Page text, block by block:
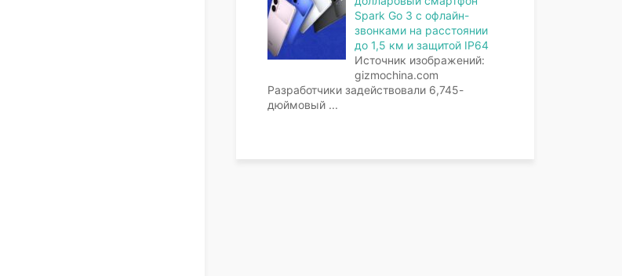
Spark Go 3 с офлайн-
звонками на расстоянии
до 1,5 км и защитой IP64
Источник изображений:
gizmochina.com
Разработчики задействовали 6,745-
дюймовый ...